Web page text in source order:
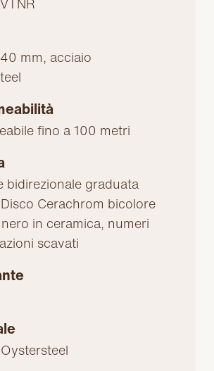
mm, acciaio
fino a 100 metri
bidirezionale graduata
Cerachrom bicolore
in ceramica, numeri
scavati